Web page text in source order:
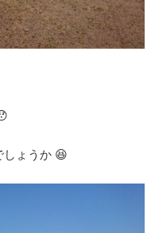
しょうか 😆